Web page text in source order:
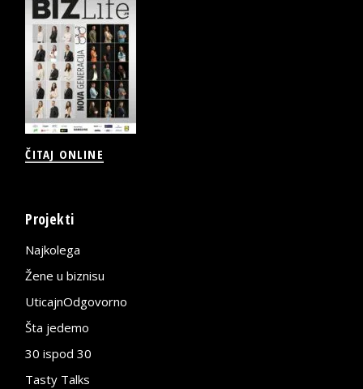
ČITAJ ONLINE
Projekti
Najkolega
Žene u biznisu
UticajnOdgovorno
Šta jedemo
30 ispod 30
Tasty Talks